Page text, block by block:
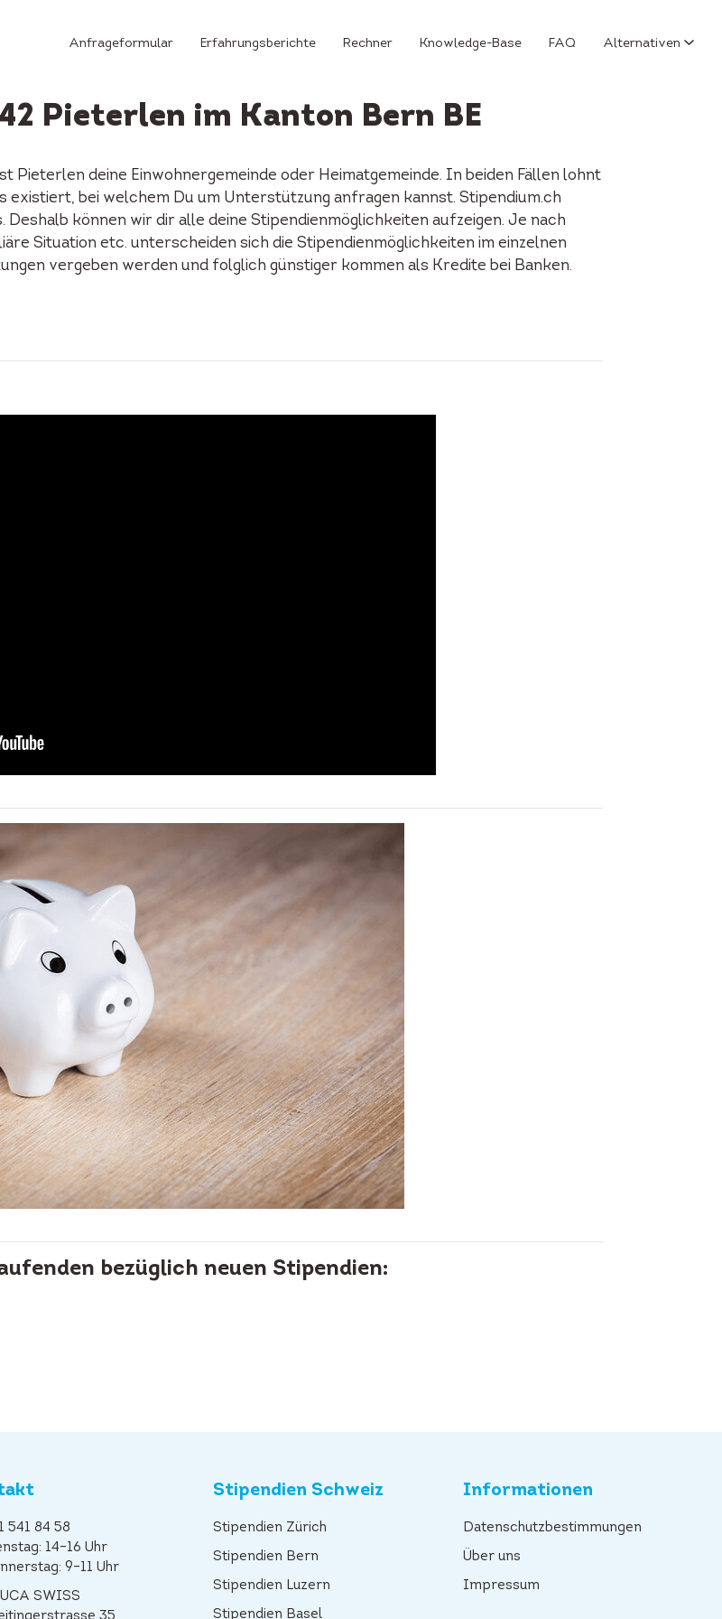
Anfrageformular Erfahrungsberichte Rechner Knowledge-Base FAQ Alternativen
Pieterlen im Kanton Bern BE
Pieterlen deine Einwohnergemeinde oder Heimatgemeinde. In beiden Fällen lohnt
existiert, bei welchem Du um Unterstützung anfragen kannst. Stipendium.ch
können wir dir alle deine Stipendienmöglichkeiten aufzeigen. Je nach
Situation etc. unterscheiden sich die Stipendienmöglichkeiten im einzelnen
vergeben werden und folglich günstiger kommen als Kredite bei Banken.
bezüglich neuen Stipendien:
541 84 58
14–16 Uhr
9–11 Uhr
SWISS
Stipendien Schweiz
Stipendien Zürich
Stipendien Bern
Stipendien Luzern
Stipendien Basel
Informationen
Datenschutzbestimmungen
Über uns
Impressum